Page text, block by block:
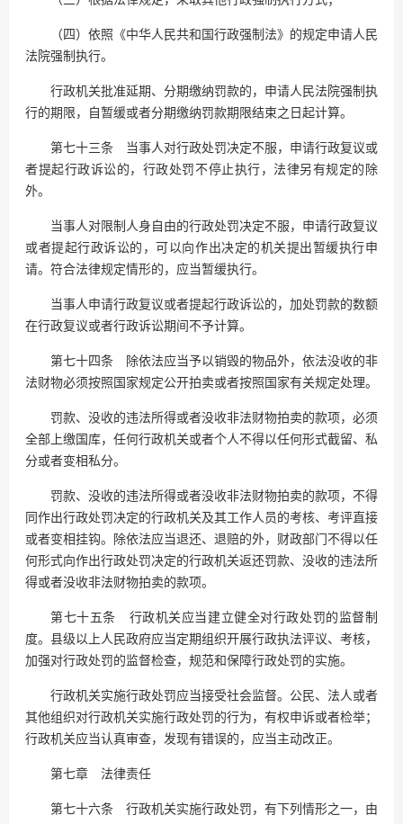
（四）依照《中华人民共和国行政强制法》的规定申请人民
法院强制执行。
行政机关批准延期、分期缴纳罚款的，申请人民法院强制执
行的期限，自暂缓或者分期缴纳罚款期限结束之日起计算。
第七十三条 当事人对行政处罚决定不服，申请行政复议或
者提起行政诉讼的，行政处罚不停止执行，法律另有规定的除
外。
当事人对限制人身自由的行政处罚决定不服，申请行政复议
或者提起行政诉讼的，可以向作出决定的机关提出暂缓执行申
请。符合法律规定情形的，应当暂缓执行。
当事人申请行政复议或者提起行政诉讼的，加处罚款的数额
在行政复议或者行政诉讼期间不予计算。
第七十四条 除依法应当予以销毁的物品外，依法没收的非
法财物必须按照国家规定公开拍卖或者按照国家有关规定处理。
罚款、没收的违法所得或者没收非法财物拍卖的款项，必须
全部上缴国库，任何行政机关或者个人不得以任何形式截留、私
分或者变相私分。
罚款、没收的违法所得或者没收非法财物拍卖的款项，不得
同作出行政处罚决定的行政机关及其工作人员的考核、考评直接
或者变相挂钩。除依法应当退还、退赔的外，财政部门不得以任
何形式向作出行政处罚决定的行政机关返还罚款、没收的违法所
得或者没收非法财物拍卖的款项。
第七十五条 行政机关应当建立健全对行政处罚的监督制
度。县级以上人民政府应当定期组织开展行政执法评议、考核，
加强对行政处罚的监督检查，规范和保障行政处罚的实施。
行政机关实施行政处罚应当接受社会监督。公民、法人或者
其他组织对行政机关实施行政处罚的行为，有权申诉或者检举；
行政机关应当认真审查，发现有错误的，应当主动改正。
第七章 法律责任
第七十六条 行政机关实施行政处罚，有下列情形之一，由